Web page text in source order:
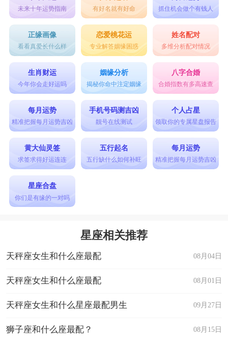
未来十年运势指南 有好名就有好命 抓住机会做个有钱人
正缘画像
看看真爱长什么样
恋爱桃花运
专业解答姻缘困惑
姓名配对
多维分析配对情况
生肖财运
今年你会走好运吗
姻缘分析
揭秘你命中注定姻缘
八字合婚
合婚指数有多高速查
每月运势
精准把握每月运势吉凶
手机号码测吉凶
靓号在线测试
个人占星
领取你的专属星盘报告
黄大仙灵签
求签求得好运连连
五行起名
五行缺什么如何补旺
每月运势
精准把握每月运势吉凶
星座合盘
你们是有缘的一对吗
星座相关推荐
08月04日
天秤座女生和什么座最配
08月01日
天秤座女生和什么座最配
09月27日
天秤座女生和什么星座最配男生
08月15日
狮子座和什么座最配？